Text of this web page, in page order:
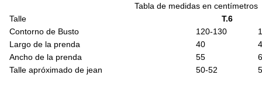
Tabla de medidas en centímetros
Talle
T.6
Contorno de Busto
120-130
Largo de la prenda
40
Ancho de la prenda
55
Talle apróximado de jean
50-52